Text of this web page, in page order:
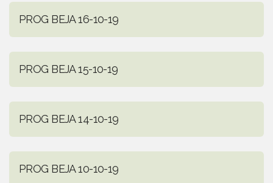
PROG BEJA 16-10-19
PROG BEJA 15-10-19
PROG BEJA 14-10-19
PROG BEJA 10-10-19